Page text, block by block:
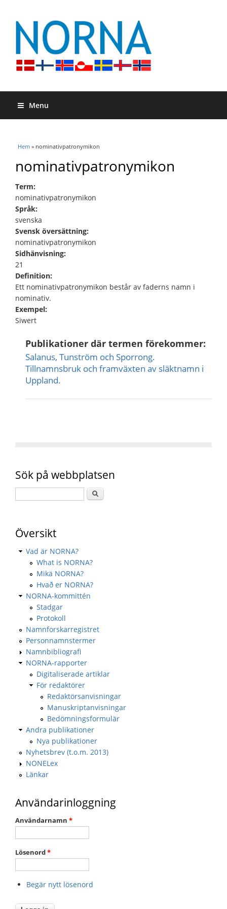
Menu
Du är här
Hem » nominativpatronymikon
nominativpatronymikon
Term:
nominativpatronymikon
Språk:
svenska
Svensk översättning:
nominativpatronymikon
Sidhänvisning:
21
Definition:
Ett nominativpatronymikon består av faderns namn i
nominativ.
Exempel:
Siwert
Publikationer där termen förekommer:
Salanus, Tunström och Sporrong.
Tillnamnsbruk och framväxten av släktnamn i
Uppland.
Sök på webbplatsen
Översikt
Vad är NORNA?
What is NORNA?
Mikä NORNA?
Hvað er NORNA?
NORNA-kommittén
Stadgar
Protokoll
Namnforskarregistret
Personnamnstermer
Namnbibliografi
NORNA-rapporter
Digitaliserade artiklar
För redaktörer
Redaktörsanvisningar
Manuskriptanvisningar
Bedömningsformulär
Andra publikationer
Nya publikationer
Nyhetsbrev (t.o.m. 2013)
NONELex
Länkar
Användarinloggning
Användarnamn *
Lösenord*
Begär nytt lösenord